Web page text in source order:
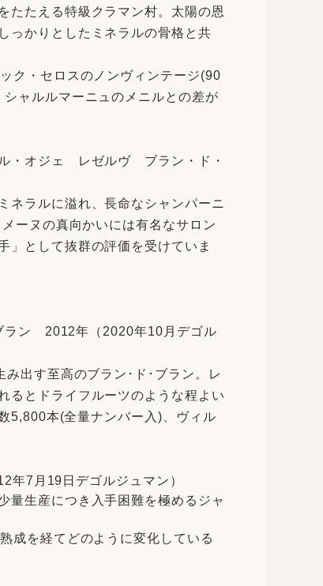
たたえる特級クラマン村。太陽の恩
っかりとしたミネラルの骨格と共
ク・セロスのノンヴィンテージ(90
ャルルマーニュのメニルとの差が
・オジェ レゼルヴ ブラン・ド・
ネラルに溢れ、長命なシャンパーニ
ーヌの真向かいには有名なサロン
」として抜群の評価を受けていま
ン 2012年（2020年10月デゴル
出す至高のブラン･ド･ブラン。レ
るとドライフルーツのような程よい
5,800本(全量ナンバー入)、ヴィル
7月19日デゴルジュマン）
量生産につき入手困難を極めるジャ
成を経てどのように変化している